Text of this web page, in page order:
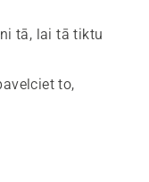
tā, lai tā tiktu
to,